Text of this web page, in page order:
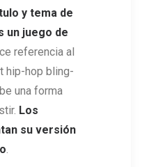
y tema de
un juego de
referencia al
hip-hop bling-
una forma
Los
su versión
.